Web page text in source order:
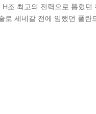
조 최고의 전력으로 뽑혔
세네갈 전에 임했던 폴란